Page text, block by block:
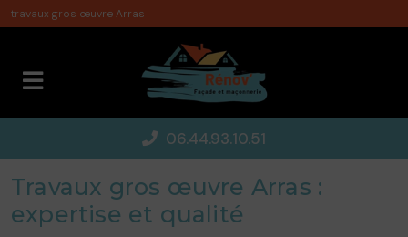
travaux gros œuvre Arras
06.44.93.10.51
Travaux gros œuvre Arras :
expertise et qualité
Panneau de gestion des cookies